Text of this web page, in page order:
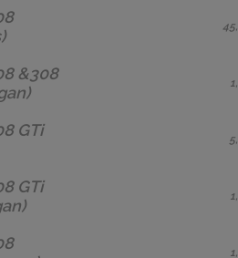
&308
GTi
GTi